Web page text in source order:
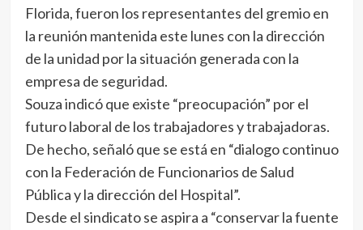
Florida, fueron los representantes del gremio en
la reunión mantenida este lunes con la dirección
de la unidad por la situación generada con la
empresa de seguridad.
Souza indicó que existe “preocupación” por el
futuro laboral de los trabajadores y trabajadoras.
De hecho, señaló que se está en “dialogo continuo
con la Federación de Funcionarios de Salud
Pública y la dirección del Hospital”.
Desde el sindicato se aspira a “conservar la fuente